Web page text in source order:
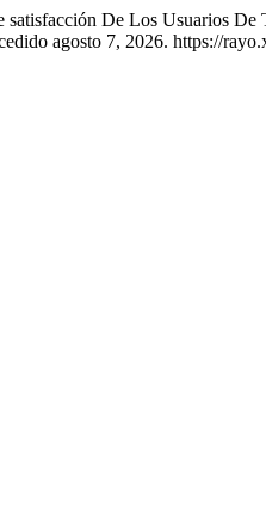
De Los Usuarios
agosto 7, 2026. https://